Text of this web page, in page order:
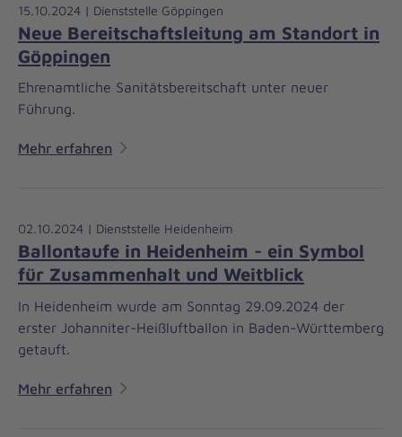
15.10.2024 | Dienststelle Göppingen
Neue Bereitschaftsleitung am Standort in
Göppingen
Ehrenamtliche Sanitätsbereitschaft unter neuer
Führung.
Mehr erfahren
02.10.2024 | Dienststelle Heidenheim
Ballontaufe in Heidenheim - ein Symbol
für Zusammenhalt und Weitblick
In Heidenheim wurde am Sonntag 29.09.2024 der
erster Johanniter-Heißluftballon in Baden-Württemberg
getauft.
Mehr erfahren